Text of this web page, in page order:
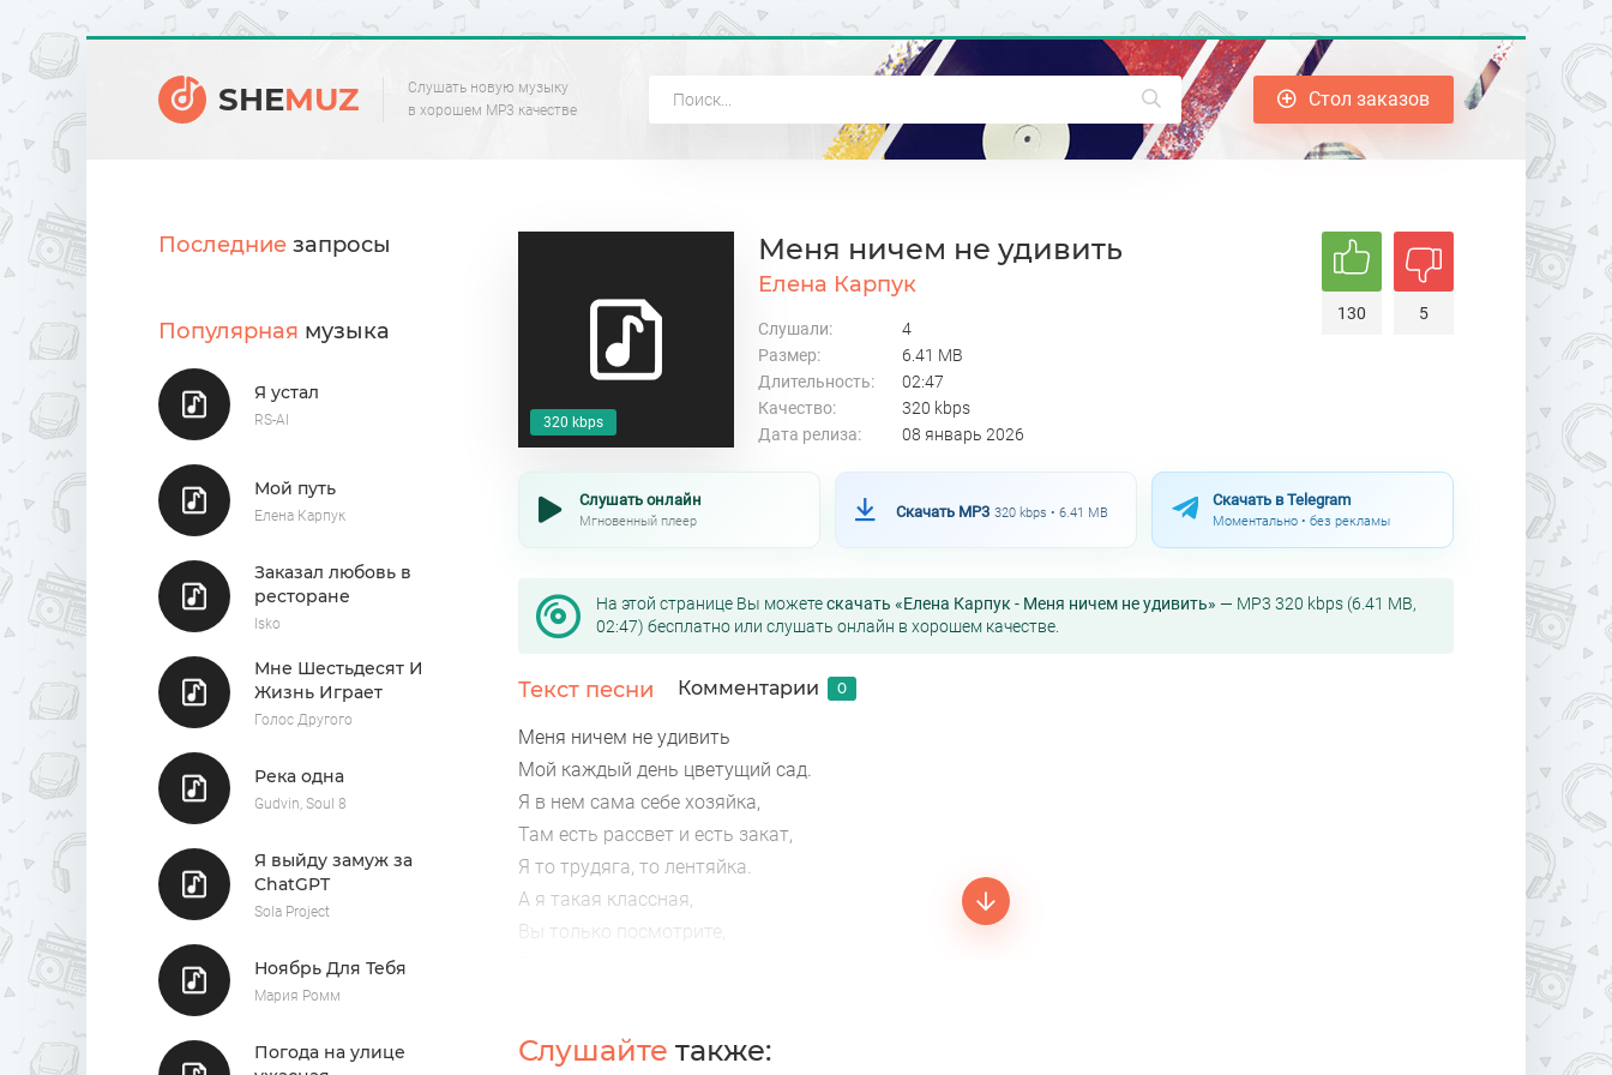
SHEMUZ
Слушать новую музыку
в хорошем MP3 качестве
Стол заказов
Последние запросы
Популярная музыка
Я устал
RS-AI
Мой путь
Елена Карпук
Заказал любовь в
ресторане
Isko
Мне Шестьдесят И
Жизнь Играет
Голос Другого
Река одна
Gudvin, Soul 8
Я выйду замуж за
ChatGPT
Sola Project
Ноябрь Для Тебя
Мария Ромм
Погода на улице
320 kbps
Меня ничем не удивить
Елена Карпук
Слушали:
4
Размер:
6.41 MB
Длительность:
02:47
Качество:
320 kbps
Дата релиза:
08 январь 2026
130 5
Слушать онлайн
Мгновенный плеер
Скачать MP3 320 kbps • 6.41 MB
Скачать в Telegram
Моментально • без рекламы
На этой странице Вы можетескачать «Елена Карпук - Меня ничем не удивить» — MP3 320 kbps (6.41 MB,
02:47) бесплатно или слушать онлайн в хорошем качестве.
Текст песни Комментарии 0
Меня ничем не удивить
Мой каждый день цветущий сад.
Я в нем сама себе хозяйка,
Там есть рассвет и есть закат,
Я то трудяга, то лентяйка.
А я такая классная,
Вы только посмотрите,
Кто-то пытается задеть
Слушайте также: